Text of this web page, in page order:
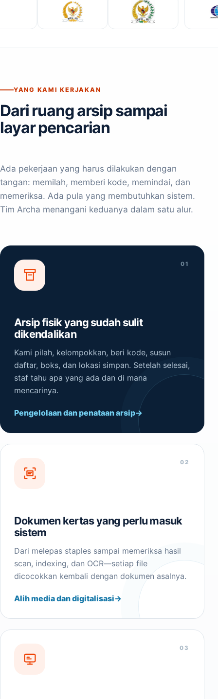
YANG KAMI KERJAKAN
Dari ruang arsip sampai
layar pencarian
Ada pekerjaan yang harus dilakukan dengan
tangan: memilah, memberi kode, memindai, dan
memeriksa. Ada pula yang membutuhkan sistem.
Tim Archa menangani keduanya dalam satu alur.
01
Arsip fisik yang sudah sulit
dikendalikan
Kami pilah, kelompokkan, beri kode, susun
daftar, boks, dan lokasi simpan. Setelah selesai,
staf tahu apa yang ada dan di mana
mencarinya.
Pengelolaan dan penataan arsip
02
Dokumen kertas yang perlu masuk
sistem
Dari melepas staples sampai memeriksa hasil
scan, indexing, dan OCR—setiap file
dicocokkan kembali dengan dokumen asalnya.
Alih media dan digitalisasi
03